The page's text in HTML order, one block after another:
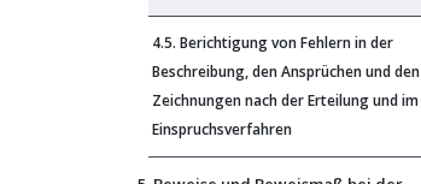
4.5. Berichtigung von Fehlern in der
Beschreibung, den Ansprüchen und den
Zeichnungen nach der Erteilung und im
Einspruchsverfahren